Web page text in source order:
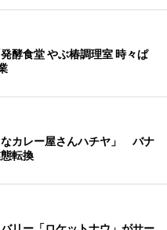
酵食堂 やぶ椿調理室 時々ぱ
カレー屋さんハチヤ」 バナ
転換